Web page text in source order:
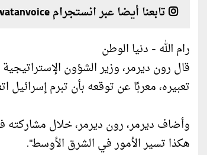
تابعنا أيضا عبر انستجرام instagram/alwatanvoice
رام الله - دنيا الوطن
تعبيره، معربًا عن توقعه بأن تبرم
هكذا تسير الأمور في الشرق الأوسط".